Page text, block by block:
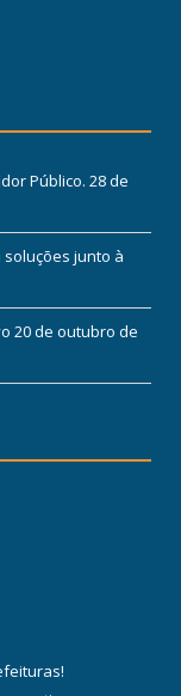
Público. 28 de
junto à
20 de outubro de
!